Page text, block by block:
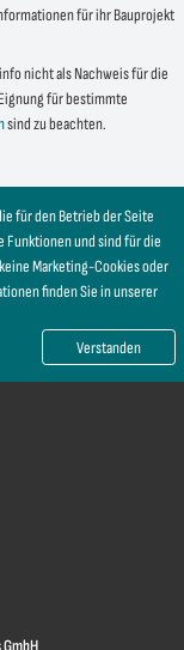
für ihr Bauprojekt
nicht als Nachweis für die
für bestimmte
sind zu beachten.
für den Betrieb der Seite
und sind für die
Marketing-Cookies oder
finden Sie in unserer
Verstanden